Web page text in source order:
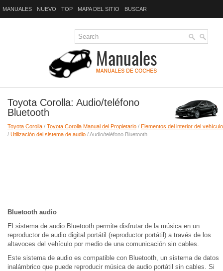
MANUALES NUEVO TOP MAPA DEL SITIO BUSCAR
Toyota Corolla: Audio/teléfono
Bluetooth
Toyota Corolla / Toyota Corolla Manual del Propietario / Elementos del interior del vehículo
/ Utilización del sistema de audio / Audio/teléfono Bluetooth
Bluetooth audio
El sistema de audio Bluetooth permite disfrutar de la música en un
reproductor de audio digital portátil (reproductor portátil) a través de los
altavoces del vehículo por medio de una comunicación sin cables.
Este sistema de audio es compatible con Bluetooth, un sistema de datos
inalámbrico que puede reproducir música de audio portátil sin cables. Si